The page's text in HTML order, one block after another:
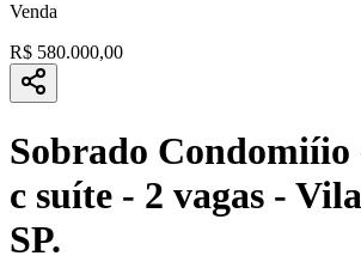
Venda
R$ 580.000,00
Sobrado
c suíte - 2 vagas -
SP.